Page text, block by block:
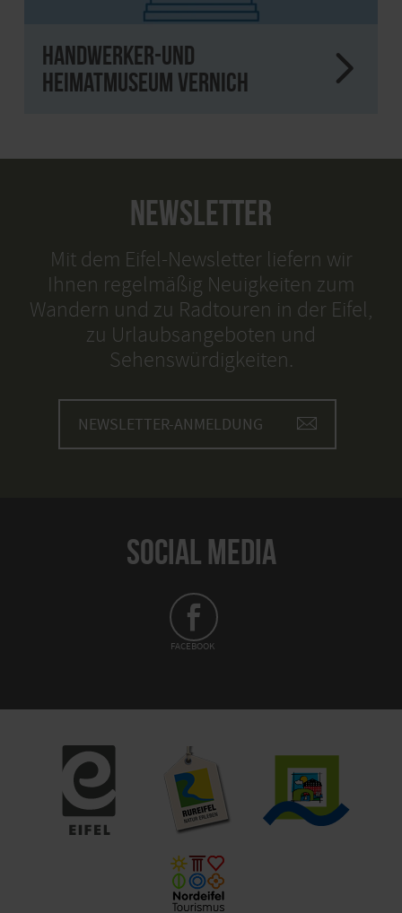
Handwerker-und
Heimatmuseum Vernich
NEWSLETTER
Mit dem Eifel-Newsletter liefern wir
Ihnen regelmäßig Neuigkeiten zum
Wandern und zu Radtouren in der Eifel,
zu Urlaubsangeboten und
Sehenswürdigkeiten.
NEWSLETTER-ANMELDUNG
SOCIAL MEDIA
FACEBOOK